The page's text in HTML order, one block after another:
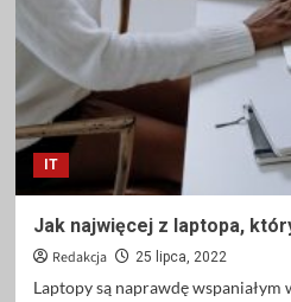
IT
Jak najwięcej z laptopa,
Redakcja 25 lipca, 2022
Laptopy są naprawdę